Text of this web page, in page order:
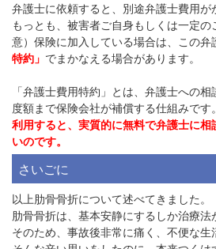
弁護士に依頼すると、別途弁護士費用が
もっとも、被害者ご自身もしくは一定
意）保険に加入している場合は、この弁
特約」 でまかなえる場合があります。
「弁護士費用特約」とは、弁護士への
度額まで保険会社が補償する仕組みです。
利用すると、実質的に無料で弁護士に相
いのです。
さいごに
以上肋骨骨折について述べてきました。
肋骨骨折は、基本安静にするしか治療法
そのため、事故後非常に痛く、不便な生